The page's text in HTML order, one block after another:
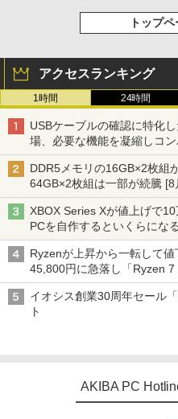
トップ
アクセスランキング
1時間 24時間
USBケーブルの確認に特化
場、必要な機能を凝縮しコ
DDR5メモリの16GB×2枚組
64GB×2枚組は一部が続騰
XBOX Series Xが値上げで
PCを自作するといくらにな
ーム』】
Ryzenが上昇から一転して
45,800円に急落し「Ryzen 7
前半のCPU価格]
イオシス創業30周年セール
ト
AKIBA PC